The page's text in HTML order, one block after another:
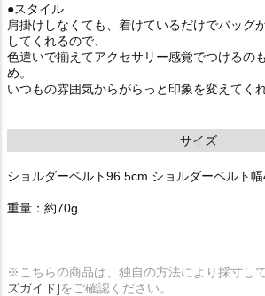
●スタイル
肩掛けしなくても、着けているだけでバッグ
してくれるので、
色違いで揃えてアクセサリー感覚でつけるの
め。
いつもの雰囲気からがらっと印象を変えてく
サイズ
ショルダーベルト96.5cm ショルダーベルト
重量：約70g
※こちらの商品は、独自の方法により採寸し
ズガイド]をご確認ください。